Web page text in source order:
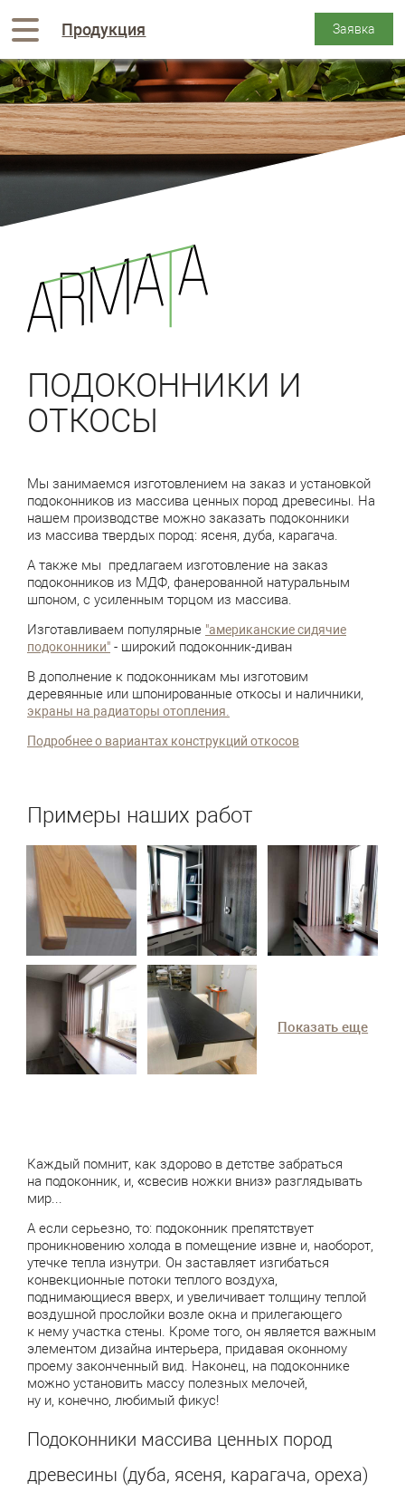
Продукция
ПОДОКОННИКИ И
ОТКОСЫ
Мы занимаемся изготовлением на заказ и установкой
подоконников из массива ценных пород древесины. На
нашем производстве можно заказать подоконники
из массива твердых пород: ясеня, дуба, карагача.
А также мы предлагаем изготовление на заказ
подоконников из МДФ, фанерованной натуральным
шпоном, с усиленным торцом из массива.
Изготавливаем популярные "американские сидячие
подоконники" - широкий подоконник-диван
В дополнение к подоконникам мы изготовим
деревянные или шпонированные откосы и наличники,
экраны на радиаторы отопления.
Подробнее о вариантах конструкций откосов
Примеры наших работ
Показать еще
Каждый помнит, как здорово в детстве забраться
на подоконник, и, «свесив ножки вниз» разглядывать
мир...
А если серьезно, то: подоконник препятствует
проникновению холода в помещение извне и, наоборот,
утечке тепла изнутри. Он заставляет изгибаться
конвекционные потоки теплого воздуха,
поднимающиеся вверх, и увеличивает толщину теплой
воздушной прослойки возле окна и прилегающего
к нему участка стены. Кроме того, он является важным
элементом дизайна интерьера, придавая оконному
проему законченный вид. Наконец, на подоконнике
можно установить массу полезных мелочей,
ну и, конечно, любимый фикус!
Подоконники массива ценных пород
древесины (дуба, ясеня, карагача, ореха)